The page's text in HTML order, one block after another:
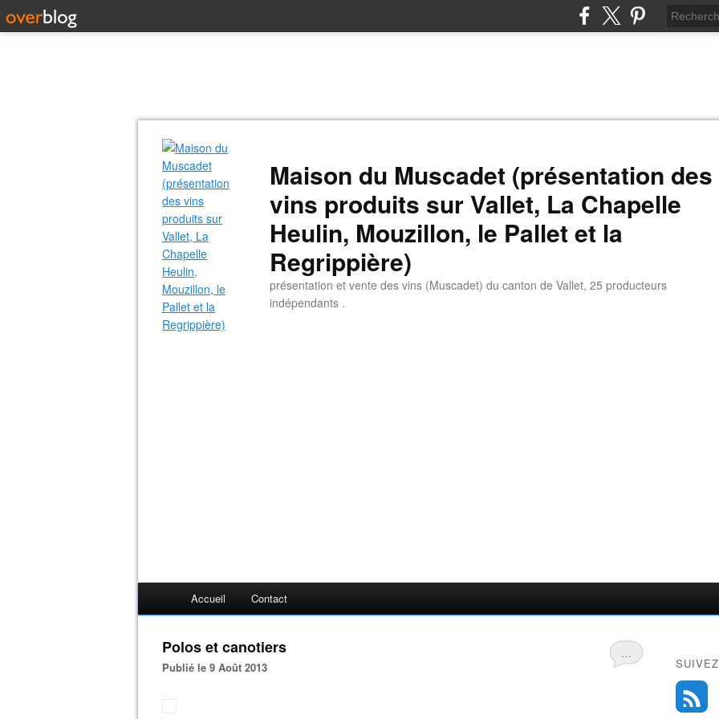
Maison du Muscadet (présentation des
vins produits sur Vallet, La Chapelle
Heulin, Mouzillon, le Pallet et la
Regrippière)
présentation et vente des vins (Muscadet) du canton de Vallet, 25 producteurs
indépendants .
Accueil Contact
…
Polos et canotiers
Publié le 9 Août 2013